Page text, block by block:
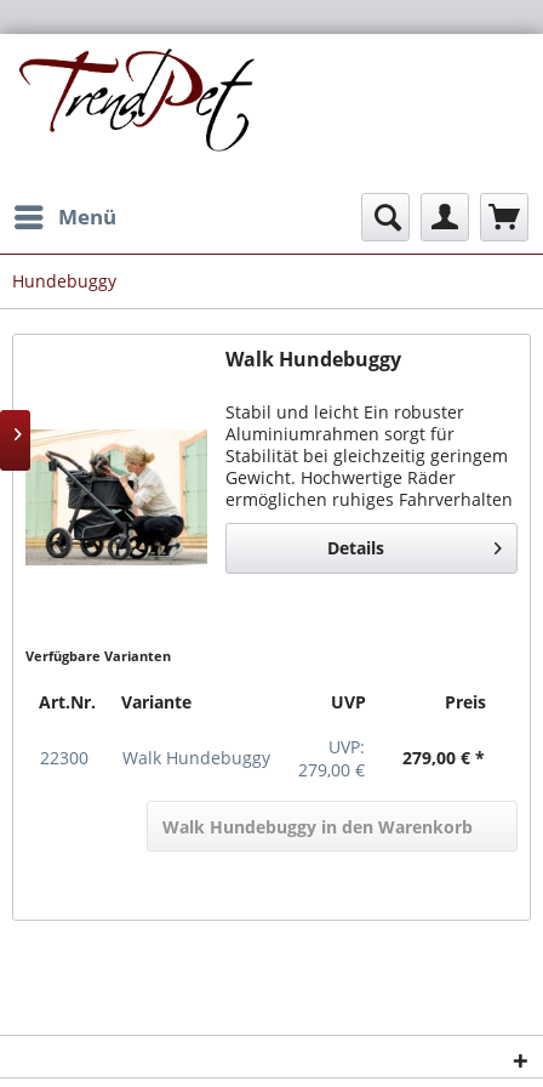
Menü
Hundebuggy
Walk Hundebuggy
Stabil und leicht Ein robuster
Aluminiumrahmen sorgt für
Stabilität bei gleichzeitig geringem
Gewicht. Hochwertige Räder
ermöglichen ruhiges Fahrverhalten
auf verschiedenen Untergründen.
Die Vorderräder lassen sich bei
Details
Verfügbare Varianten
Art.Nr. Variante UVP Preis
22300 Walk Hundebuggy
UVP:
279,00 €
279,00 € *
Walk Hundebuggy in den Warenkorb